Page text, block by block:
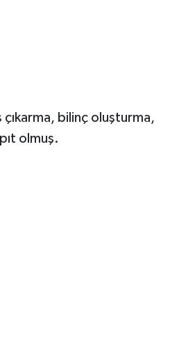
bilinç oluşturma,
olmuş.